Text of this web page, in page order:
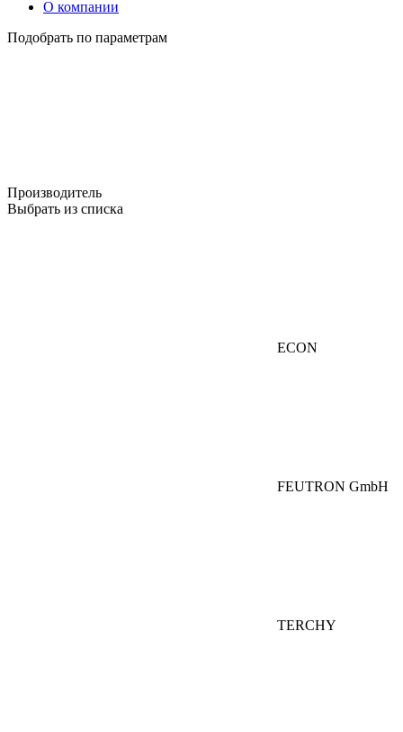
О компании
Подобрать по параметрам
Производитель
Выбрать из списка
ECON
FEUTRON GmbH
TERCHY